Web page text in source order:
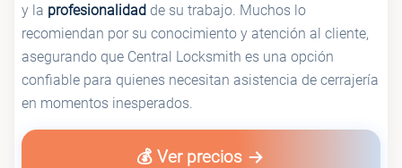
y la profesionalidad de su trabajo. Muchos lo
recomiendan por su conocimiento y atención al cliente,
asegurando que Central Locksmith es una opción
confiable para quienes necesitan asistencia de cerrajería
en momentos inesperados.
💰 Ver precios